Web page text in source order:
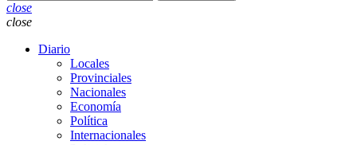
close
close
Diario
Locales
Provinciales
Nacionales
Economía
Política
Internacionales